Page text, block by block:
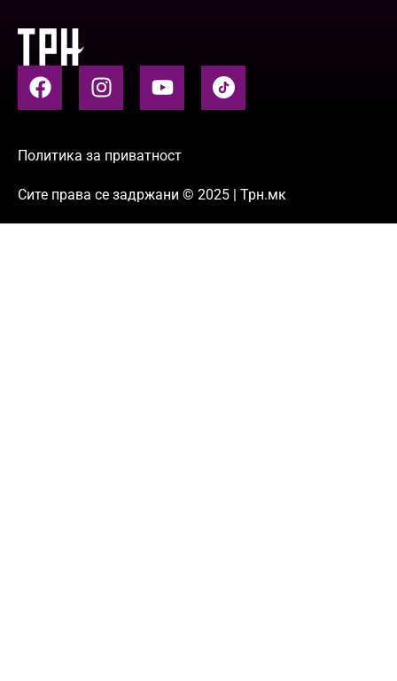
Политика за приватност
Сите права се задржани © 2025 | Трн.мк